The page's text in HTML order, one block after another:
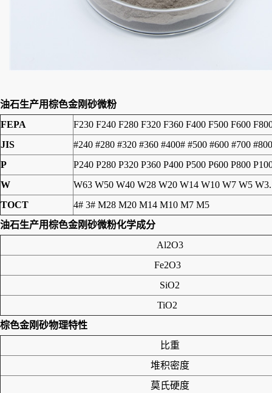
油石生产用棕色金刚砂微粉
FEPA
F230 F240 F280 F320 F360 F400 F500 F600
JIS
#240 #280 #320 #360 #400# #500 #600 #700
P
P240 P280 P320 P360 P400 P500 P600 P800
W
W63 W50 W40 W28 W20 W14 W10 W7 W5
TOCT
4# 3# M28 M20 M14 M10 M7 M5
油石生产用棕色金刚砂微粉化学成分
Al2O3
Fe2O3
SiO2
TiO2
棕色金刚砂物理特性
比重
堆积密度
莫氏硬度